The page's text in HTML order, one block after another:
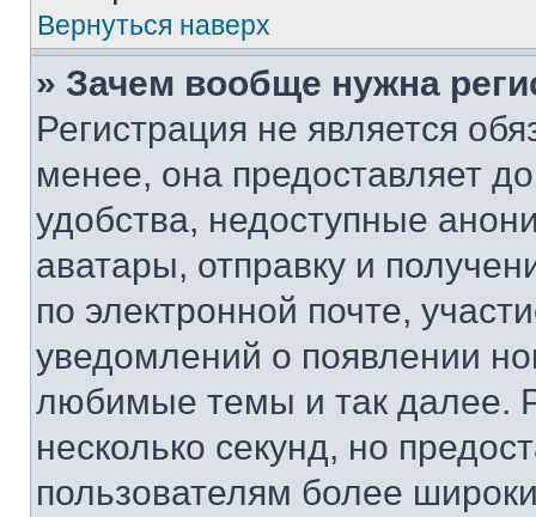
Вернуться наверх
» Зачем вообще нужна
Регистрация не является
менее, она предоставляет
удобства, недоступные
аватары, отправку и
по электронной почте,
уведомлений о появлении
любимые темы и так далее.
несколько секунд, но
пользователям более